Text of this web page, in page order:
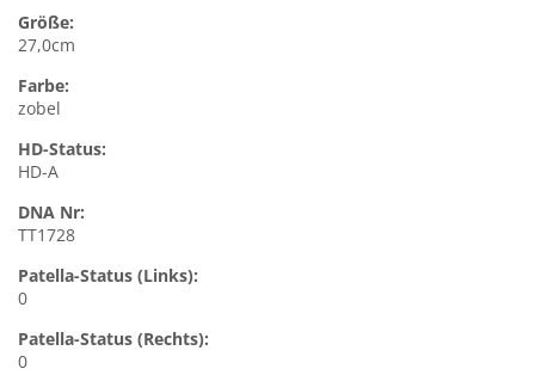
Größe:
27,0cm
Farbe:
zobel
HD-Status:
HD-A
DNA Nr:
TT1728
Patella-Status (Links):
0
Patella-Status (Rechts):
0